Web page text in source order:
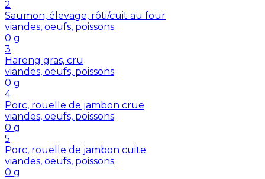
2
Saumon, élevage, rôti/cuit au four
viandes, oeufs, poissons
0 g
3
Hareng gras, cru
viandes, oeufs, poissons
0 g
4
Porc, rouelle de jambon crue
viandes, oeufs, poissons
0 g
5
Porc, rouelle de jambon cuite
viandes, oeufs, poissons
0 g